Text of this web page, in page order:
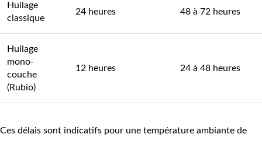
Huilage
classique
24 heures 48 à 72 heures
Huilage
mono-
couche
(Rubio)
12 heures 24 à 48 heures
Ces délais sont indicatifs pour une température ambiante de